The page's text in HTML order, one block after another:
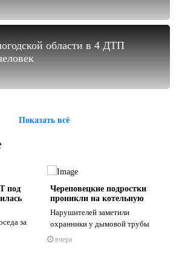
области в 4 ДТП
Показать всё
под
за
Череповецкие подростки
проникли на котельную
Нарушителей заметили
охранники у дымовой трубы
вчера